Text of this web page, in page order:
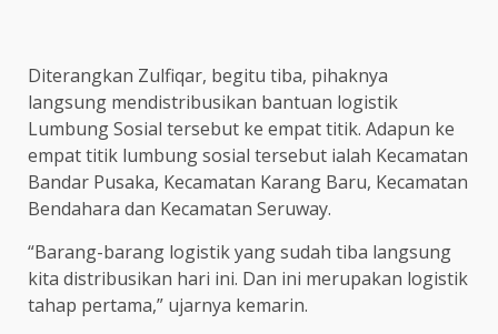
Diterangkan Zulfiqar, begitu tiba, pihaknya
langsung mendistribusikan bantuan logistik
Lumbung Sosial tersebut ke empat titik. Adapun ke
empat titik lumbung sosial tersebut ialah Kecamatan
Bandar Pusaka, Kecamatan Karang Baru, Kecamatan
Bendahara dan Kecamatan Seruway.
“Barang-barang logistik yang sudah tiba langsung
kita distribusikan hari ini. Dan ini merupakan logistik
tahap pertama,” ujarnya kemarin.